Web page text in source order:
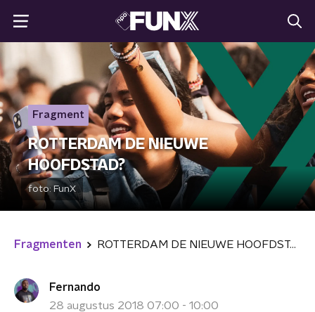
Fragment
ROTTERDAM DE NIEUWE
HOOFDSTAD?
foto: FunX
Fragmenten ROTTERDAM DE NIEUWE HOOFDSTAD?
Fernando
28 augustus 2018 07:00 - 10:00